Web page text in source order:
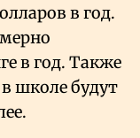
в год.
в год. Также
школе будут